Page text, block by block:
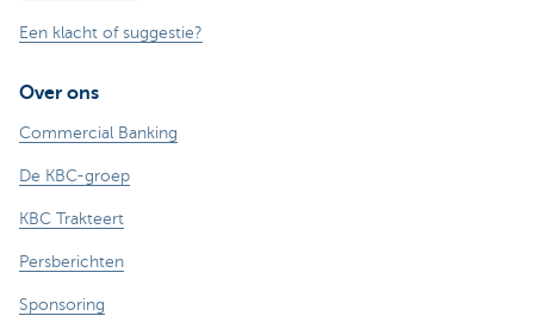
Een klacht of suggestie?
Over ons
Commercial Banking
De KBC-groep
KBC Trakteert
Persberichten
Sponsoring